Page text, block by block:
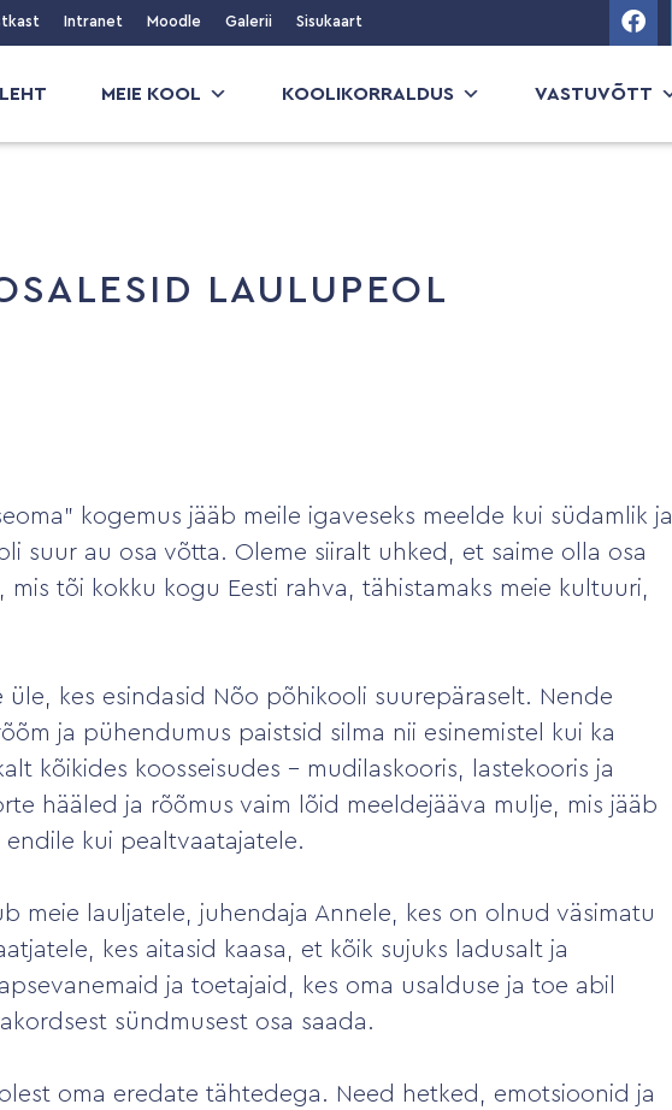
Intranet Moodle Galerii Sisukaart
MEIE KOOL KOOLIKORRALDUS VASTUVÕTT
LAULUPEOL
kogemus jääb meile igaveseks meelde kui südamlik ja
suur au osa võtta. Oleme siiralt uhked, et saime olla osa
mis tõi kokku kogu Eesti rahva, tähistamaks meie kultuuri,
üle, kes esindasid Nõo põhikooli suurepäraselt. Nende
ja pühendumus paistsid silma nii esinemistel kui ka
kõikides koosseisudes – mudilaskooris, lastekooris ja
hääled ja rõõmus vaim lõid meeldejääva mulje, mis jääb
endile kui pealtvaatajatele.
meie lauljatele, juhendaja Annele, kes on olnud väsimatu
kes aitasid kaasa, et kõik sujuks ladusalt ja
ja toetajaid, kes oma usalduse ja toe abil
sündmusest osa saada.
oma eredate tähtedega. Need hetked, emotsioonid ja